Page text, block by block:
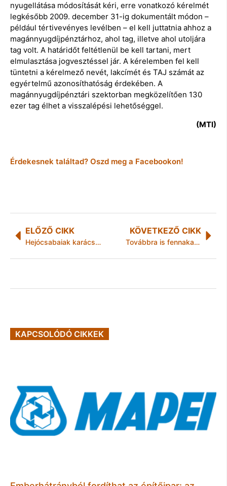
nyugellátása módosítását kéri, erre vonatkozó kérelmét
legkésőbb 2009. december 31-ig dokumentált módon –
például tértivevényes levélben – el kell juttatnia ahhoz a
magánnyugdíjpénztárhoz, ahol tag, illetve ahol utoljára
tag volt. A határidőt feltétlenül be kell tartani, mert
elmulasztása jogvesztéssel jár. A kérelemben fel kell
tüntetni a kérelmező nevét, lakcímét és TAJ számát az
egyértelmű azonosíthatóság érdekében. A
magánnyugdíjpénztári szektorban megközelítően 130
ezer tag élhet a visszalépési lehetőséggel.
(MTI)
Érdekesnek találtad? Oszd meg a Facebookon!
ELŐZŐ CIKK
Hejócsabaiak karácsonya
KÖVETKEZŐ CIKK
Továbbra is fennakadások vannak a vasúti közlekedésben
KAPCSOLÓDÓ CIKKEK